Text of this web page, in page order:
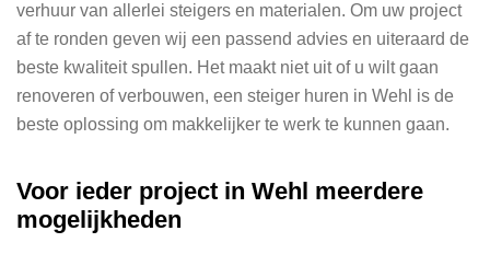
verhuur van allerlei steigers en materialen. Om uw project
af te ronden geven wij een passend advies en uiteraard de
beste kwaliteit spullen. Het maakt niet uit of u wilt gaan
renoveren of verbouwen, een steiger huren in Wehl is de
beste oplossing om makkelijker te werk te kunnen gaan.
Voor ieder project in Wehl meerdere
mogelijkheden